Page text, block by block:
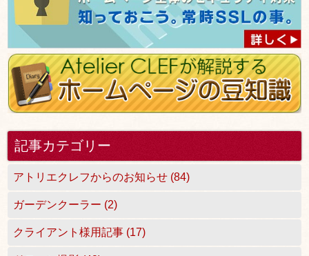
記事カテゴリー
アトリエクレフからのお知らせ (84)
ガーデンクーラー (2)
クライアント様用記事 (17)